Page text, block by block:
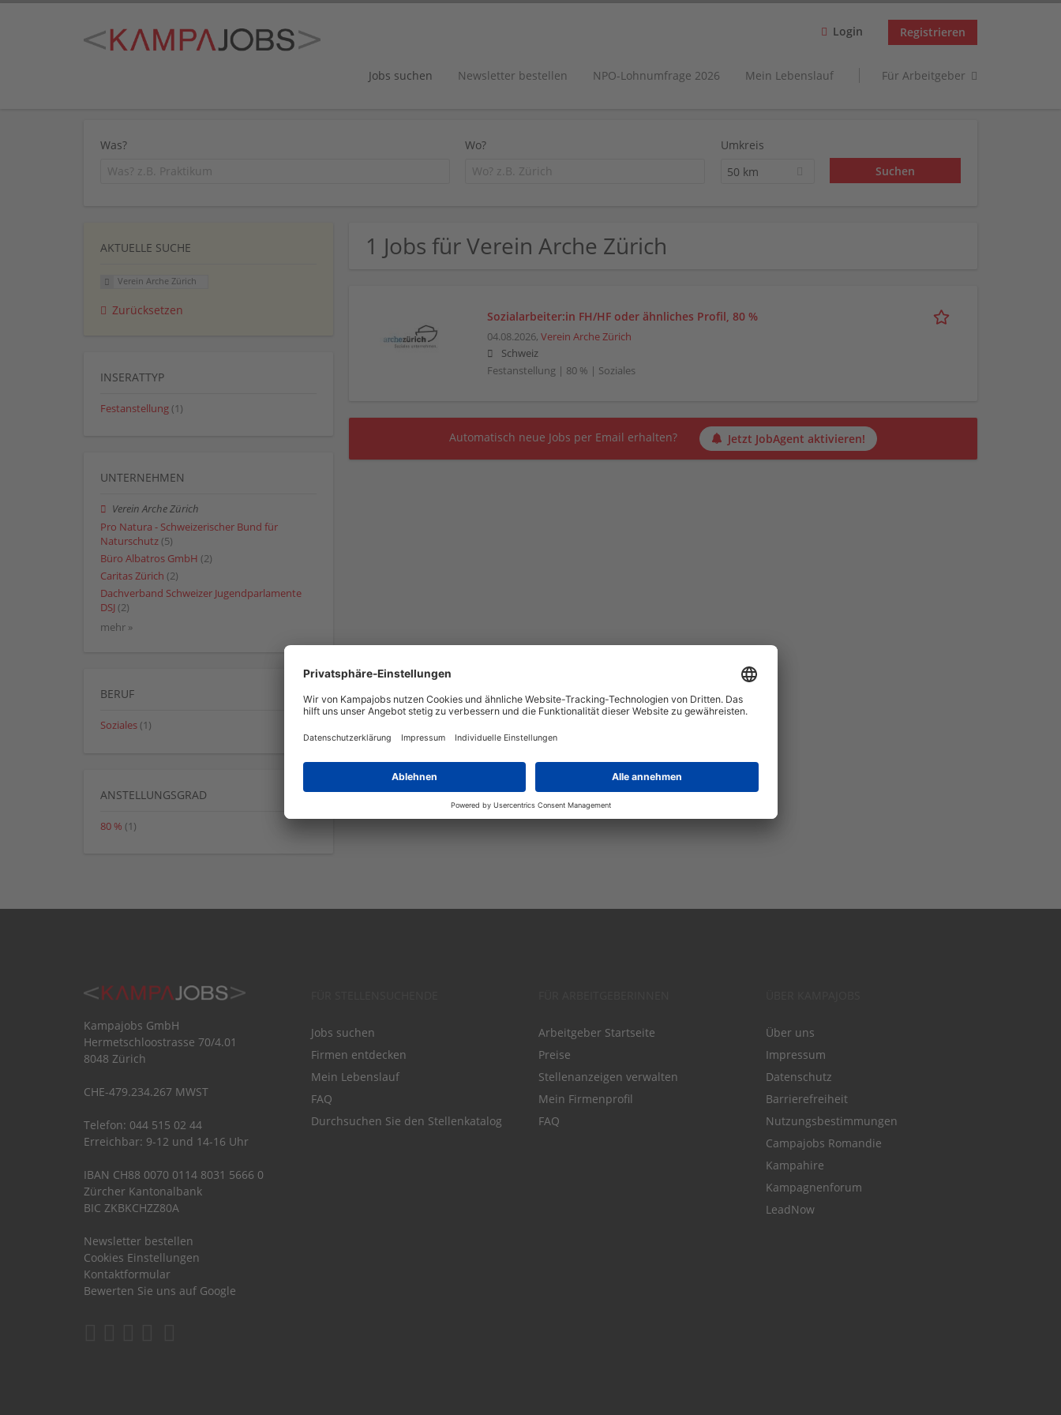
Login Registrieren
Jobs suchen Newsletter bestellen NPO-Lohnumfrage 2026 Mein Lebenslauf Für Arbeitgeber
Was? Wo?
Umkreis
50 km
1 Jobs für Verein Arche Zürich
Sozialarbeiter:in FH/HF oder ähnliches Profil, 80 %
04.08.2026, Verein Arche Zürich
Schweiz
Festanstellung | 80 % | Soziales
Automatisch neue Jobs per Email erhalten? Jetzt JobAgent aktivieren!
AKTUELLE SUCHE
Verein Arche Zürich
Zurücksetzen
INSERATTYP
Festanstellung (1)
UNTERNEHMEN
Verein Arche Zürich
Pro Natura - Schweizerischer Bund für
Naturschutz (5)
Büro Albatros GmbH (2)
Caritas Zürich (2)
Dachverband Schweizer Jugendparlamente
DSJ (2)
mehr »
BERUF
Soziales (1)
ANSTELLUNGSGRAD
80 % (1)
Kampajobs GmbH
Hermetschloostrasse 70/4.01
8048 Zürich
CHE-479.234.267 MWST
Telefon: 044 515 02 44
Erreichbar: 9-12 und 14-16 Uhr
IBAN CH88 0070 0114 8031 5666 0
Zürcher Kantonalbank
BIC ZKBKCHZZ80A
Newsletter bestellen
Cookies Einstellungen
Kontaktformular
Bewerten Sie uns auf Google
Jobs suchen
Firmen entdecken
Mein Lebenslauf
FAQ
Durchsuchen Sie den Stellenkatalog
Arbeitgeber Startseite
Preise
Stellenanzeigen verwalten
Mein Firmenprofil
FAQ
Über uns
Impressum
Datenschutz
Barrierefreiheit
Nutzungsbestimmungen
Campajobs Romandie
Kampahire
Kampagnenforum
LeadNow